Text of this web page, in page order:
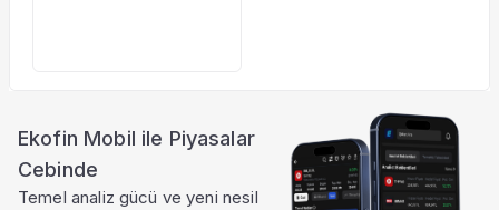
Ekofin Mobil ile Piyasalar
Cebinde
Temel analiz gücü ve yeni nesil